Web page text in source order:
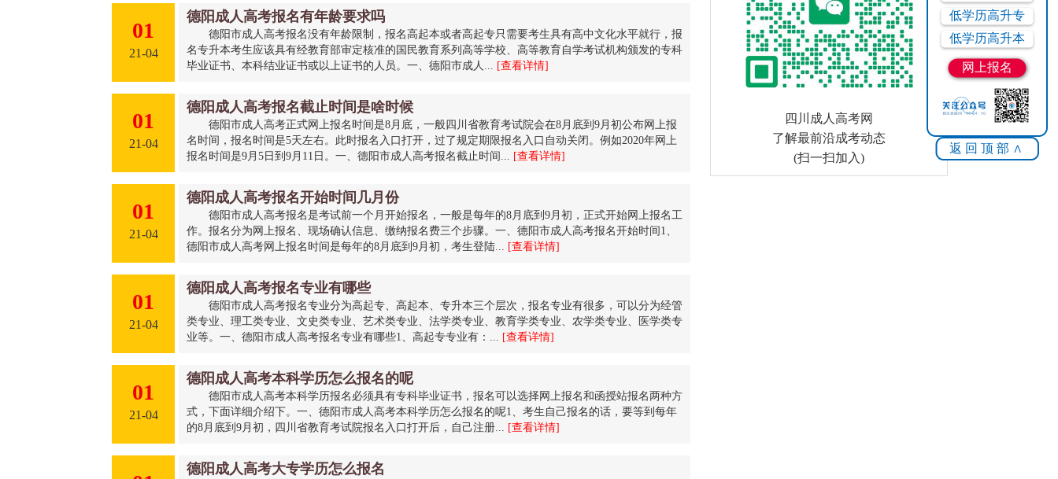
低学历高升专
低学历高升本
网上报名
返回顶部∧
01
21-04
德阳成人高考报名有年龄要求吗
德阳市成人高考报名没有年龄限制，报名高起本或者高起专只需要考生具有高中文化水平就行，报
名专升本考生应该具有经教育部审定核准的国民教育系列高等学校、高等教育自学考试机构颁发的专科
毕业证书、本科结业证书或以上证书的人员。一、德阳市成人... [查看详情]
01
21-04
德阳成人高考报名截止时间是啥时候
德阳市成人高考正式网上报名时间是8月底，一般四川省教育考试院会在8月底到9月初公布网上报
名时间，报名时间是5天左右。此时报名入口打开，过了规定期限报名入口自动关闭。例如2020年网上
报名时间是9月5日到9月11日。一、德阳市成人高考报名截止时间... [查看详情]
01
21-04
德阳成人高考报名开始时间几月份
德阳市成人高考报名是考试前一个月开始报名，一般是每年的8月底到9月初，正式开始网上报名工
作。报名分为网上报名、现场确认信息、缴纳报名费三个步骤。一、德阳市成人高考报名开始时间1、
德阳市成人高考网上报名时间是每年的8月底到9月初，考生登陆... [查看详情]
01
21-04
德阳成人高考报名专业有哪些
德阳市成人高考报名专业分为高起专、高起本、专升本三个层次，报名专业有很多，可以分为经管
类专业、理工类专业、文史类专业、艺术类专业、法学类专业、教育学类专业、农学类专业、医学类专
业等。一、德阳市成人高考报名专业有哪些1、高起专专业有：... [查看详情]
01
21-04
德阳成人高考本科学历怎么报名的呢
德阳市成人高考本科学历报名必须具有专科毕业证书，报名可以选择网上报名和函授站报名两种方
式，下面详细介绍下。一、德阳市成人高考本科学历怎么报名的呢1、考生自己报名的话，要等到每年
的8月底到9月初，四川省教育考试院报名入口打开后，自己注册... [查看详情]
德阳成人高考大专学历怎么报名
四川成人高考网
了解最前沿成考动态
(扫一扫加入)